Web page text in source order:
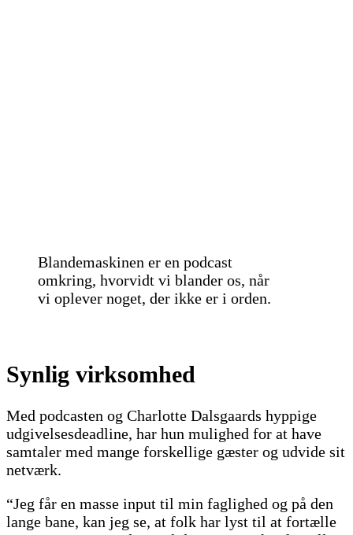
Blandemaskinen er en podcast
omkring, hvorvidt vi blander os, når
vi oplever noget, der ikke er i orden.
Synlig virksomhed
Med podcasten og Charlotte Dalsgaards hyppige
udgivelsesdeadline, har hun mulighed for at have
samtaler med mange forskellige gæster og udvide sit
netværk.
“Jeg får en masse input til min faglighed og på den
lange bane, kan jeg se, at folk har lyst til at fortælle